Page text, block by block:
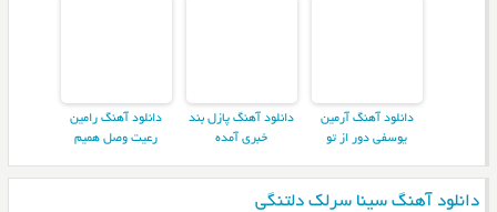
دانلود آهنگ آرمین
یوسفی دور از تو
دانلود آهنگ پازل بند
خبری آمده
دانلود آهنگ رامین
رعیت وصل همیم
دانلود آهنگ سینا سرلک دلتنگی